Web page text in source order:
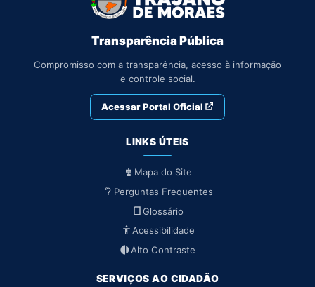
Transparência Pública
Compromisso com a transparência, acesso à informação
e controle social.
Acessar Portal Oficial
LINKS ÚTEIS
Mapa do Site
Perguntas Frequentes
Glossário
Acessibilidade
Alto Contraste
SERVIÇOS AO CIDADÃO